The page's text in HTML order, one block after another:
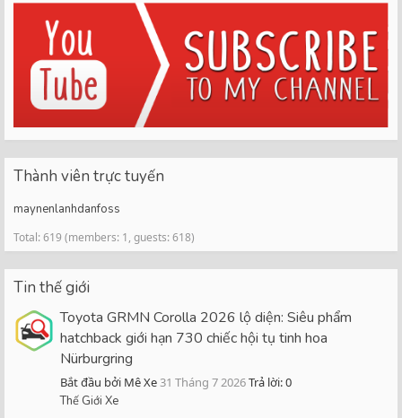
Thành viên trực tuyến
maynenlanhdanfoss
Total: 619 (members: 1, guests: 618)
Tin thế giới
Toyota GRMN Corolla 2026 lộ diện: Siêu phẩm
hatchback giới hạn 730 chiếc hội tụ tinh hoa
Nürburgring
Bắt đầu bởi Mê Xe31 Tháng 7 2026Trả lời: 0
Thế Giới Xe